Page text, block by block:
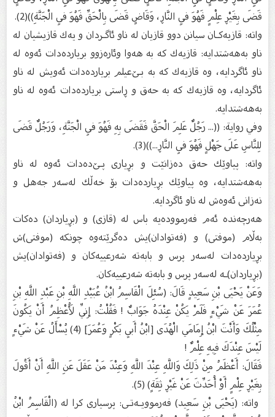
قَضَى بِغَيْڕ عِلْمٍ فَهُوَ فِي النَّاڕ، وَقَاضٍ قَضَى بِالْحَقِّ فَهُوَ فِي الْجَنَّةِ))(2).
واتە: قازیەكـان سیانن دوو قازیان لە ناو ئاگـردان و یەك قازیشیان لە
ناو بەهەشتدایە: قازیەك كە بە هەوا وئارەزوو بریاردەدات ئەوە لە
ناو ئاگردایە، وە قازیەك كە بە بـێ‌عیلم بریاردەدات ئەویش لە ناو
ئاگردایە، وە قازیەك كە بە حەق و ڕاستی بریاردەدات ئەوە لە ناو
بەهەشتدایە.
وفي رواية: ((... رَجُلٌ عَلِمَ الْحَقَّ فَقَضَى بِهِ فَهُوَ فِي الْجَنَّةِ، وَرَجُلٌ قَضَى
لِلنَّاسِ عَلَى جَهْلٍ فَهُوَ فِي النَّاڕ...))(3).
‌واتە: پیاوێك حەق دەزانێت و بڕیاری پـێ‌دەدات ئەوە لە ناو
بەهەشتدایە، وە پیاوێك بڕیاردەدات بۆ خەڵك لەسەر جەهل و
نەزانی ئەوەش لە ناو ئاگردایە.
هەرچەندە ئەم فەرموودەیە باس لە (قازی) و (بڕیاردان) دەكات
بەڵام (موفتی) و (فەتوادان)یش دەگرێتەوە چونكە (موفتی)ش
بڕیاردەدات لەسەر پرس و بابەتە شەرعییەكان و (فەتوادان)یش
(بڕیاردان)ـە لەسەر پرس و بابەتە شەرعییەكان.
وَعَنْ يَحْيَى بْنِ سَعِيدٍ قَالَ: (سُئِلَ الْقَاسِمُ ابْنُ عُبَيْدِ اللَّهِ بْنِ عَبْدِ اللَّهِ بْنِ
عُمَرَ عَنْ شَيْءٍ فَلَمْ يَكُنْ عِنْدَهُ جَوَابٌ ! فَقُلْتُ: إِنِّي لَأُعْظِمُ أَنْ يَكُونَ
مِثْلُكَ وَأَنْتَ ابْنُ إِمَامَي الْهُدَى [ابْنُ أَبِي بَكْرٍ وَعُمَرَ] (4) يُسْأَلُ عَنْ شَيْءٍ
لَيْسَ عِنْدَكَ فِيهِ عِلْمٌ !
فَقَالَ: أَعْظَمُ مِنْ ذَلِكَ وَاللَّهِ عِنْدَ اللَّهِ وَعِنْدَ مَنْ عَقَلَ عَنِ اللَّهِ أَنْ أَقُولَ
بِغَيْڕ عِلْمٍ أَوْ أُحَدِّثَ عَنْ غَيْڕ ثِقَةٍ) (5).
‌ واتە: (يَحْيَى بْنِ سَعِيد) فەرموویـەتـی: پرسیاری كرا لە (الْقَاسِمُ ابْنُ